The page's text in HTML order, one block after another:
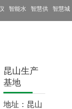
智能水 智慧供 智慧城
昆山生产
基地
地址：昆山